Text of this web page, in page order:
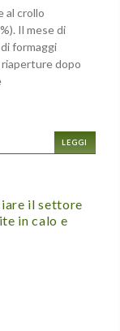
al crollo
Il mese di
formaggi
riaperture dopo
LEGGI
il settore
in calo e